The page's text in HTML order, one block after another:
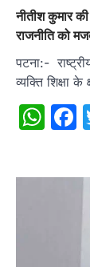
नीतीश कुमार
राजनीति को
पटना:-
व्यक्ति शिक्षा